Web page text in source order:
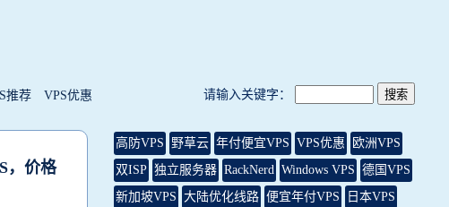
推荐 VPS优惠 请输入关键字：
，价格
高防VPS 野草云 年付便宜VPS VPS优惠
欧洲VPS
双ISP 独立服务器 RackNerd Windows VPS 德国VPS
新加坡VPS 大陆优化线路 便宜年付VPS
日本VPS